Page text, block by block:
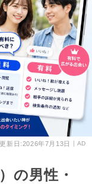
更新日:2026年7月13日 AD
の男性・